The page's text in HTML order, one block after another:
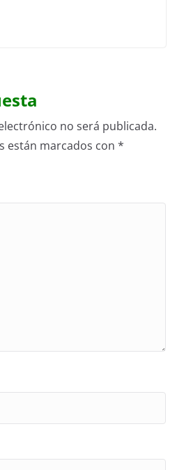
no será publicada.
están marcados con *